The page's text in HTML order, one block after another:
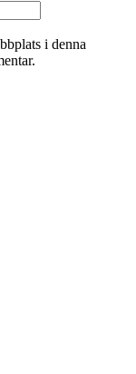
i denna